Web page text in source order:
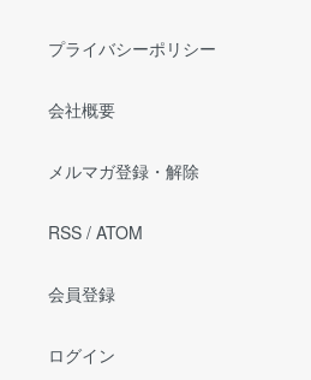
プライバシーポリシー
会社概要
メルマガ登録・解除
RSS / ATOM
会員登録
ログイン